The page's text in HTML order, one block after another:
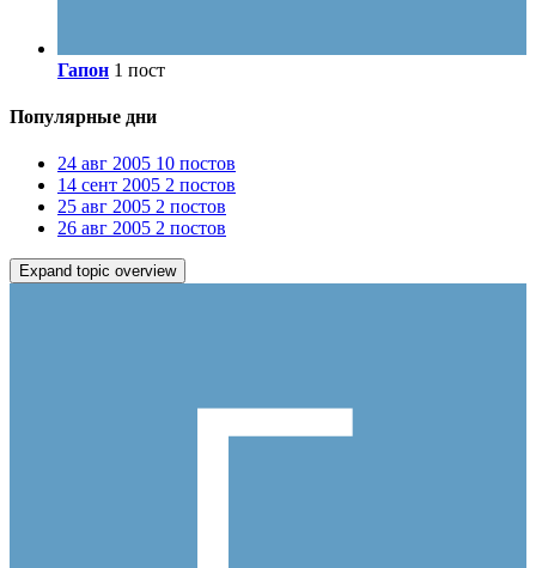
Гапон 1 пост
Популярные дни
24 авг 2005 10 постов
14 сент 2005 2 постов
25 авг 2005 2 постов
26 авг 2005 2 постов
Expand topic overview